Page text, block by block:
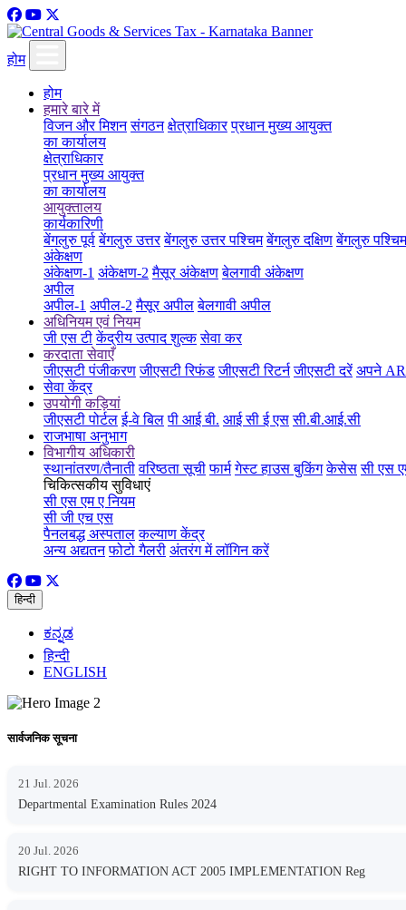
होम
होम
हमारे बारे में
विजन और मिशन संगठन क्षेत्राधिकार प्रधान मुख्य आयुक्त
का कार्यालय
क्षेत्राधिकार
प्रधान मुख्य आयुक्त
का कार्यालय
आयुक्तालय
कार्यकारिणी
बेंगलुरु पूर्व बेंगलुरु उत्तर बेंगलुरु उत्तर पश्चिम बेंगलुरु दक्षिण बेंगलुरु पश्चिम
अंकेक्षण
अंकेक्षण-1 अंकेक्षण-2 मैसूर अंकेक्षण बेलगावी अंकेक्षण
अपील
अपील-1 अपील-2 मैसूर अपील बेलगावी अपील
अधिनियम एवं नियम
जी एस टी केंद्रीय उत्पाद शुल्क सेवा कर
करदाता सेवाएँ
जीएसटी पंजीकरण जीएसटी रिफंड जीएसटी रिटर्न जीएसटी दरें अपने
सेवा केंद्र
उपयोगी कड़ियां
जीएसटी पोर्टल ई-वे बिल पी आई बी. आई सी ई एस सी.बी.आई.सी
राजभाषा अनुभाग
विभागीय अधिकारी
स्थानांतरण/तैनाती वरिष्ठता सूची फार्म गेस्ट हाउस बुकिंग केसेस सी एस
चिकित्सकीय सुविधाएं
सी एस एम ए नियम
सी जी एच एस
पैनलबद्ध अस्पताल कल्याण केंद्र
अन्य अद्यतन फोटो गैलरी अंतरंग में लॉगिन करें
हिन्दी
ಕನ್ನಡ
हिन्दी
ENGLISH
सार्वजनिक सूचना
21 Jul. 2026
Departmental Examination Rules 2024
20 Jul. 2026
RIGHT TO INFORMATION ACT 2005 IMPLEMENTATION Reg